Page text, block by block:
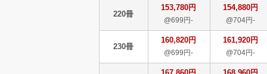
220冊
153,780円
@699円-
154,880円
@704円-
230冊
160,820円
@699円-
161,920円
@704円-